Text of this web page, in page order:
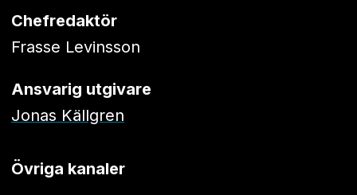
Chefredaktör
Frasse Levinsson
Ansvarig utgivare
Jonas Källgren
Övriga kanaler